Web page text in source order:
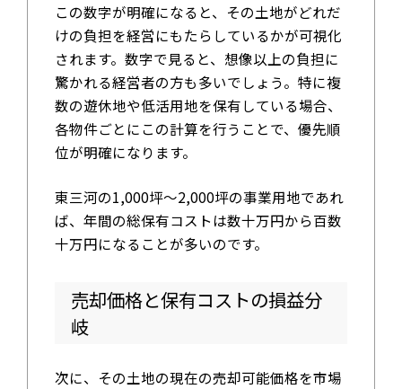
この数字が明確になると、その土地がどれだ
けの負担を経営にもたらしているかが可視化
されます。数字で見ると、想像以上の負担に
驚かれる経営者の方も多いでしょう。特に複
数の遊休地や低活用地を保有している場合、
各物件ごとにこの計算を行うことで、優先順
位が明確になります。
東三河の1,000坪～2,000坪の事業用地であれ
ば、年間の総保有コストは数十万円から百数
十万円になることが多いのです。
売却価格と保有コストの損益分
岐
次に、その土地の現在の売却可能価格を市場